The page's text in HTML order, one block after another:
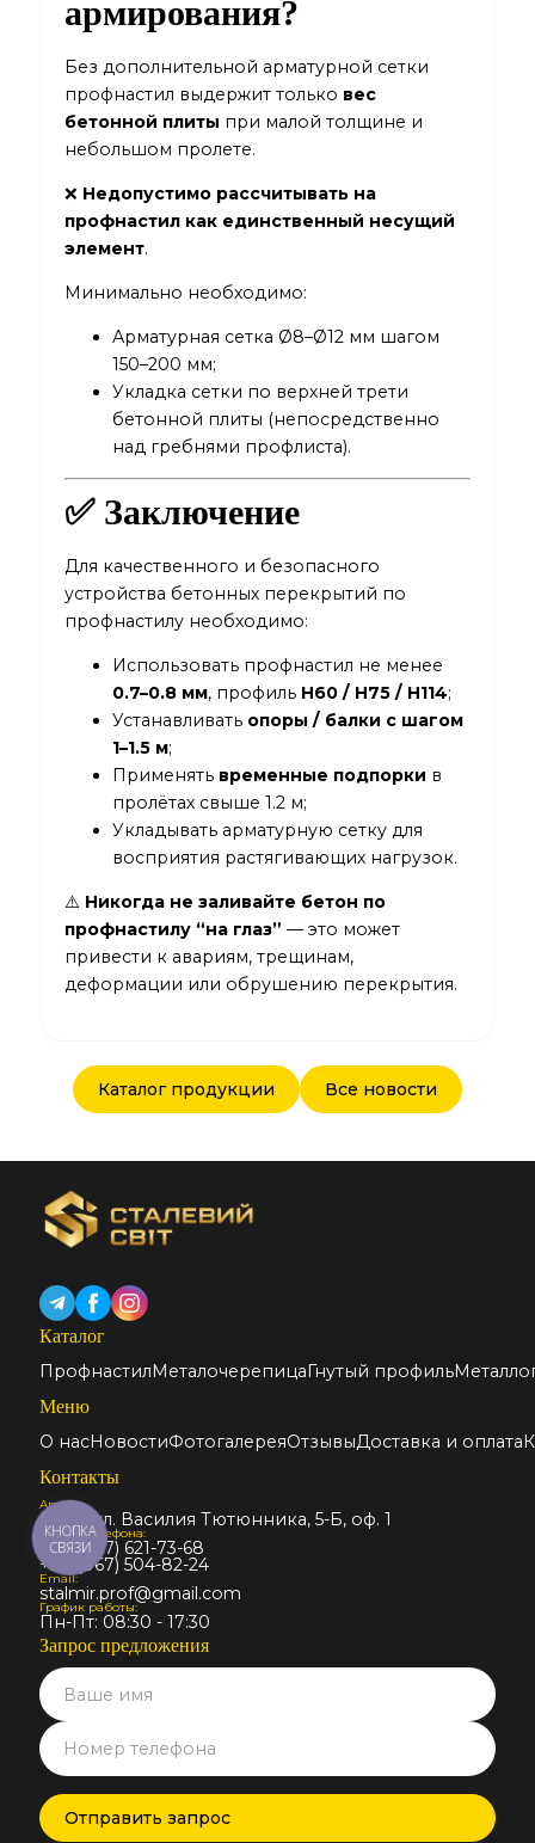
армирования?
Без дополнительной арматурной сетки
профнастил выдержит только вес
бетонной плиты при малой толщине и
небольшом пролете.
❌ Недопустимо рассчитывать на
профнастил как единственный несущий
элемент.
Минимально необходимо:
Арматурная сетка Ø8–Ø12 мм шагом
150–200 мм;
Укладка сетки по верхней трети
бетонной плиты (непосредственно
над гребнями профлиста).
✅ Заключение
Для качественного и безопасного
устройства бетонных перекрытий по
профнастилу необходимо:
Использовать профнастил не менее
0.7–0.8 мм, профиль H60 / H75 / H114;
Устанавливать опоры / балки с шагом
1–1.5 м;
Применять временные подпорки в
пролётах свыше 1.2 м;
Укладывать арматурную сетку для
восприятия растягивающих нагрузок.
⚠️ Никогда не заливайте бетон по
профнастилу “на глаз” — это может
привести к авариям, трещинам,
деформации или обрушению перекрытия.
Каталог продукции Все новости
Каталог
ПрофнастилМеталочерепицаГнутый профиль
Меню
О насНовостиФотогалереяОтзывыДоставка и оплата
Контакты
Адрес:
Киев, ул. Василия Тютюнника, 5-Б, оф. 1
Номер телефона:
+38 (067) 621-73-68
+38 (067) 504-82-24
Email:
stalmir.prof@gmail.com
График работы:
Пн-Пт: 08:30 - 17:30
Запрос предложения
КНОПКА
СВЯЗИ